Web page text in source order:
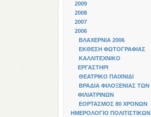
2009
2008
2007
2006
ΒΛΑΧΕΡΝΙΑ 2006
ΕΚΘΕΣΗ ΦΩΤΟΓΡΑΦΙΑΣ
ΚΑΛΛΙΤΕΧΝΙΚΟ
ΕΡΓΑΣΤΗΡΙ
ΘΕΑΤΡΙΚΟ ΠΑΙΧΝΙΔΙ
ΒΡΑΔΙΑ ΦΙΛΟΞΕΝΙΑΣ ΤΩΝ
ΦΙΛΙΑΤΡΙΝΩΝ
ΕΟΡΤΑΣΜΟΣ 80 ΧΡΟΝΩΝ
ΗΜΕΡΟΛΟΓΙΟ ΠΟΛΙΤΙΣΤΙΚΩΝ